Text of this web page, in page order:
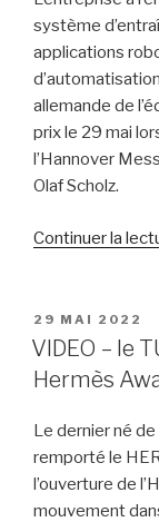
système
applications
allemande de
prix le 29 mai
l’Hannover
Olaf Scholz.
Continuer la
PUBLIÉ
LE
29 MAI 2022
VIDEO – le
Hermès
Le dernier né
remporté le
l’ouverture de
mouvement